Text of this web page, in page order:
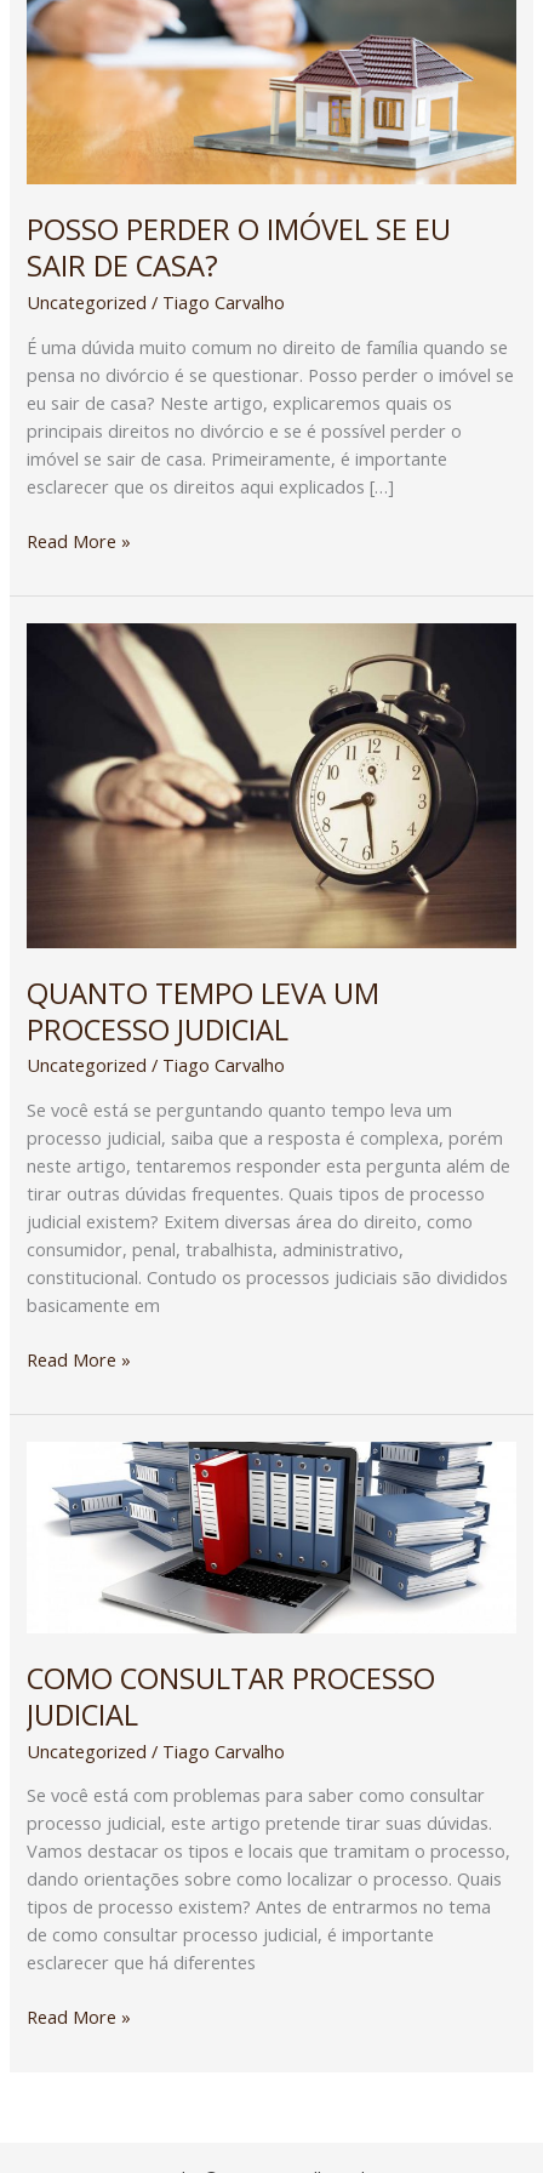
POSSO PERDER O IMÓVEL SE EU
SAIR DE CASA?
Uncategorized / Tiago Carvalho
É uma dúvida muito comum no direito de família quando se
pensa no divórcio é se questionar. Posso perder o imóvel se
eu sair de casa? Neste artigo, explicaremos quais os
principais direitos no divórcio e se é possível perder o
imóvel se sair de casa. Primeiramente, é importante
esclarecer que os direitos aqui explicados […]
EU
SAIR
DE
CASA?
Read More »
QUANTO TEMPO LEVA UM
PROCESSO JUDICIAL
Uncategorized / Tiago Carvalho
Se você está se perguntando quanto tempo leva um
processo judicial, saiba que a resposta é complexa, porém
neste artigo, tentaremos responder esta pergunta além de
tirar outras dúvidas frequentes. Quais tipos de processo
judicial existem? Exitem diversas área do direito, como
consumidor, penal, trabalhista, administrativo,
constitucional. Contudo os processos judiciais são divididos
basicamente em
QUANTO
JUDICIAL
Read More »
COMO CONSULTAR PROCESSO
JUDICIAL
Uncategorized / Tiago Carvalho
Se você está com problemas para saber como consultar
processo judicial, este artigo pretende tirar suas dúvidas.
Vamos destacar os tipos e locais que tramitam o processo,
dando orientações sobre como localizar o processo. Quais
tipos de processo existem? Antes de entrarmos no tema
de como consultar processo judicial, é importante
esclarecer que há diferentes
CONSULTAR
PROCESSO
JUDICIAL
Read More »